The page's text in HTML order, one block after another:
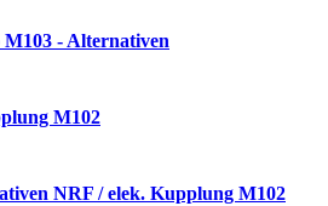
M103 - Alternativen
M102
NRF / elek. Kupplung M102